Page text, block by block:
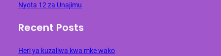
Nyota 12 za Unajimu
Recent Posts
Heri ya kuzaliwa kwa mke wako